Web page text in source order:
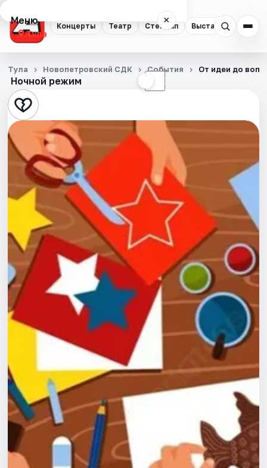
Концерты Театр Стендап Выставки
Меню ×
Тула
Концерты
Театр
Стендап
Выставки
Квесты
Экскурсии
Спорт
События
Города
Площадки
Рейтинги
Ночной режим ☾
Тула Новопетровский СДК События От идеи до